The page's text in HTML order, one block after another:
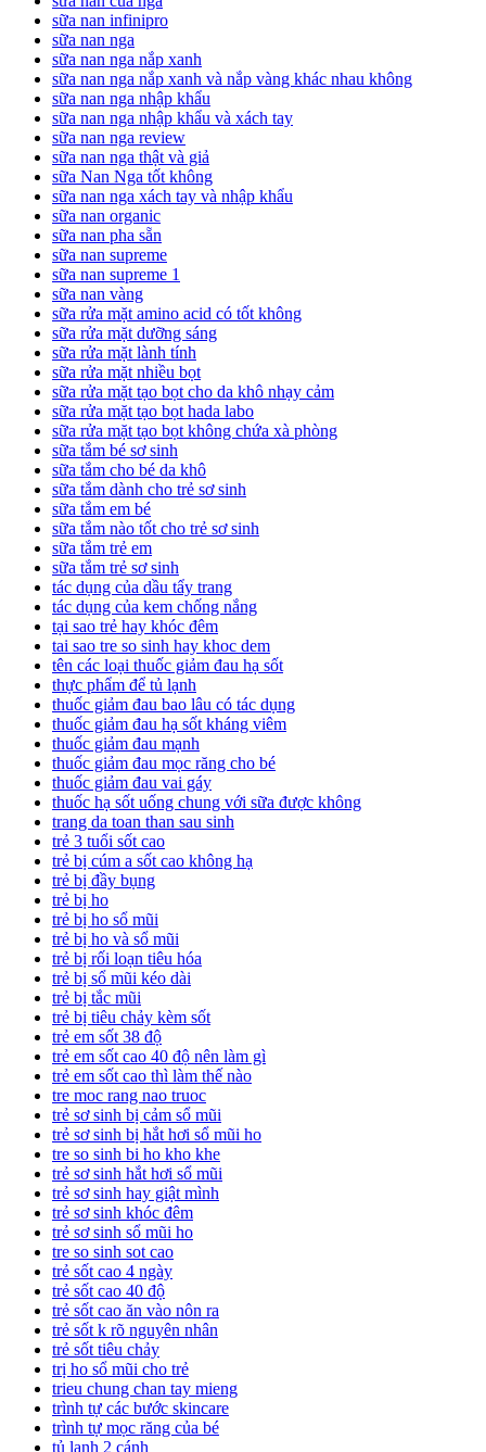
sữa nan infinipro
sữa nan nga
sữa nan nga nắp xanh
sữa nan nga nắp xanh và nắp vàng khác nhau không
sữa nan nga nhập khẩu
sữa nan nga nhập khẩu và xách tay
sữa nan nga review
sữa nan nga thật và giả
sữa Nan Nga tốt không
sữa nan nga xách tay và nhập khẩu
sữa nan organic
sữa nan pha sẵn
sữa nan supreme
sữa nan supreme 1
sữa nan vàng
sữa rửa mặt amino acid có tốt không
sữa rửa mặt dưỡng sáng
sữa rửa mặt lành tính
sữa rửa mặt nhiều bọt
sữa rửa mặt tạo bọt cho da khô nhạy cảm
sữa rửa mặt tạo bọt hada labo
sữa rửa mặt tạo bọt không chứa xà phòng
sữa tắm bé sơ sinh
sữa tắm cho bé da khô
sữa tắm dành cho trẻ sơ sinh
sữa tắm em bé
sữa tắm nào tốt cho trẻ sơ sinh
sữa tắm trẻ em
sữa tắm trẻ sơ sinh
tác dụng của dầu tẩy trang
tác dụng của kem chống nắng
tại sao trẻ hay khóc đêm
tai sao tre so sinh hay khoc dem
tên các loại thuốc giảm đau hạ sốt
thực phẩm để tủ lạnh
thuốc giảm đau bao lâu có tác dụng
thuốc giảm đau hạ sốt kháng viêm
thuốc giảm đau mạnh
thuốc giảm đau mọc răng cho bé
thuốc giảm đau vai gáy
thuốc hạ sốt uống chung với sữa được không
trang da toan than sau sinh
trẻ 3 tuổi sốt cao
trẻ bị cúm a sốt cao không hạ
trẻ bị đầy bụng
trẻ bị ho
trẻ bị ho sổ mũi
trẻ bị ho và sổ mũi
trẻ bị rối loạn tiêu hóa
trẻ bị sổ mũi kéo dài
trẻ bị tắc mũi
trẻ bị tiêu chảy kèm sốt
trẻ em sốt 38 độ
trẻ em sốt cao 40 độ nên làm gì
trẻ em sốt cao thì làm thế nào
tre moc rang nao truoc
trẻ sơ sinh bị cảm sổ mũi
trẻ sơ sinh bị hắt hơi sổ mũi ho
tre so sinh bi ho kho khe
trẻ sơ sinh hắt hơi sổ mũi
trẻ sơ sinh hay giật mình
trẻ sơ sinh khóc đêm
trẻ sơ sinh sổ mũi ho
tre so sinh sot cao
trẻ sốt cao 4 ngày
trẻ sốt cao 40 độ
trẻ sốt cao ăn vào nôn ra
trẻ sốt k rõ nguyên nhân
trẻ sốt tiêu chảy
trị ho sổ mũi cho trẻ
trieu chung chan tay mieng
trình tự các bước skincare
trình tự mọc răng của bé
tủ lạnh 2 cánh